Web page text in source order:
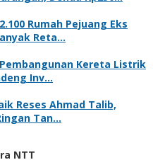
Rumah Pejuang Eks
Reta…
Kereta Listrik
Inv…
Reses Ahmad Talib,
Tan…
NTT